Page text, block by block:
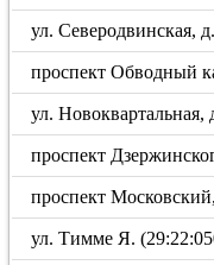
ул. Северодвинская,
проспект Обводный
ул. Новоквартальная,
проспект
проспект
ул. Тимме Я.